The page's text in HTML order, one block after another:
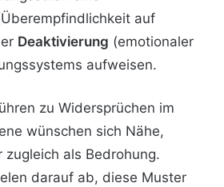
auf
Deaktivierung (emotionaler
aufweisen.
zu Widersprüchen im
wünschen sich Nähe,
als Bedrohung.
darauf ab, diese Muster